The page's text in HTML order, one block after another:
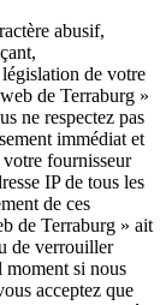
abusif,
de votre
de Terraburg »
ne respectez pas
immédiat et
fournisseur
IP de tous les
de ces
de Terraburg » ait
de verrouiller
moment si nous
acceptez que